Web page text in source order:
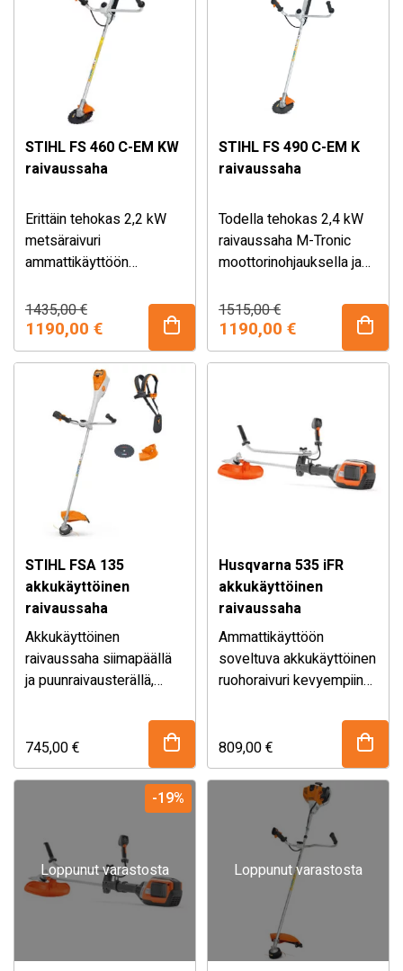
STIHL FS 460 C-EM KW
raivaussaha
Erittäin tehokas 2,2 kW
metsäraivuri
ammattikäyttöön
ErgoStart -
kevytkäynnistyksellä ja
M-Tronic -
moottorinohjauksella.
Sisältää ADVANCE X-
TREEm -valjaat.
1435,00€
Alkuperäinen
hinta
1435,00 €.
1190,00 €
Nykyinen
hinta
1190,00 €.
STIHL FS 490 C-EM K
raivaussaha
Todella tehokas 2,4 kW
raivaussaha M-Tronic
moottorinohjauksella ja
kevytkäynnistyksellä
ammattikäyttäjälle
haastaviin olosuhteisiin.
1515,00€
Alkuperäinen
hinta
1515,00 €.
1190,00 €
Nykyinen
hinta
1190,00 €.
STIHL FSA 135
akkukäyttöinen
raivaussaha
Akkukäyttöinen
raivaussaha siimapäällä
ja puunraivausterällä,
745,00€
Husqvarna 535 iFR
akkukäyttöinen
raivaussaha
Ammattikäyttöön
soveltuva akkukäyttöinen
ruohoraivuri kevyempiin
pensaikon raivaamiseen.
ruohoterän, siimapään ja
Duo Balance -55
valjaat. Hinta ei sisällä
akkua ja laturia.
809,00€
Loppunut varastosta
-19%
Loppunut varastosta